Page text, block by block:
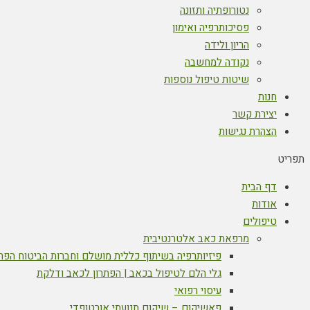
נטורופתיה ותזונה
פסיכותרפיה ואימון
הריון ולידה
נקודה למחשבה
שיטות טיפול נוספות
חנות
יצירת קשר
הצהרת נגישות
תפריט
דף הבית
אודות
טיפולים
מרפאת כאב אלטרנטיבית
פיזיותרפיה בשיתוף כללית מושלם וחברות הביטוח
גלי הלם לטיפול בכאב | הפתרון לכאב ודלקת
עיסוי רפואי